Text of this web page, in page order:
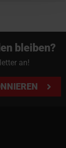
bleiben?
an!